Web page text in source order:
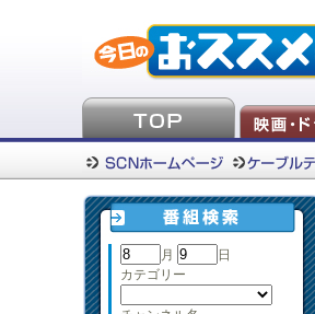
月
日
カテゴリー